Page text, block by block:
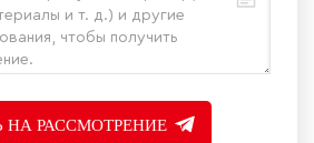
НА РАССМОТРЕНИЕ